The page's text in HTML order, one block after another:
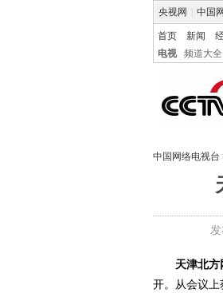
央视网 中国
首页 新闻
电视
频道大全
中国网络电视台
天津北方
开。从会议